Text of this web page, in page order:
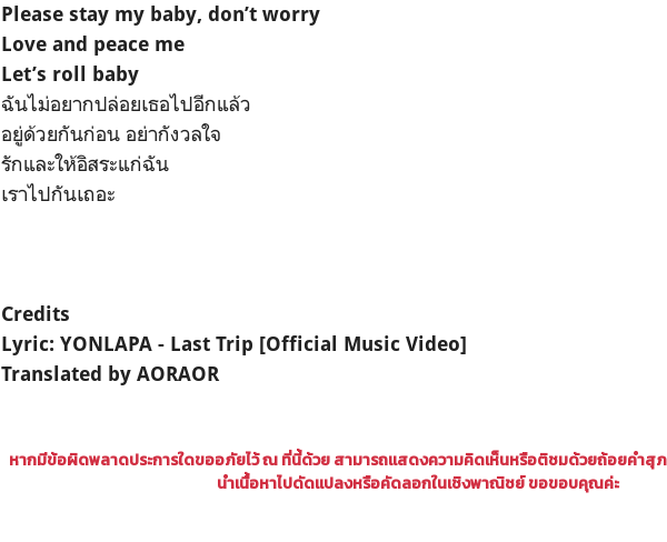
Please stay my baby, don’t worry
Love and peace me
Let’s roll baby
ฉันไม่อยากปล่อยเธอไปอีกแล้ว
อยู่ด้วยกันก่อน อย่ากังวลใจ
รักและให้อิสระแก่ฉัน
เราไปกันเถอะ
Credits
Lyric: YONLAPA - Last Trip [Official Music Video]
Translated by AORAOR
หากมีข้อผิดพลาดประการใดขออภัยไว้ ณ ที่นี้ด้วย สามารถแสดงความคิดเห็นหรือติชมด้วยถ้อยคำสุภ
นำเนื้อหาไปดัดแปลงหรือคัดลอกในเชิงพาณิชย์ ขอขอบคุณค่ะ